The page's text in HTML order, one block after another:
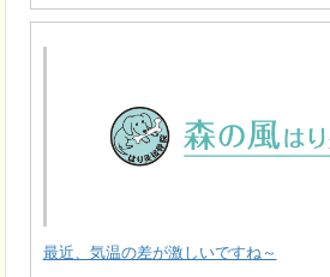
最近、気温の差が激しいですね～